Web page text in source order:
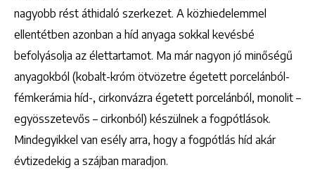
nagyobb rést áthidaló szerkezet. A közhiedelemmel
ellentétben azonban a híd anyaga sokkal kevésbé
befolyásolja az élettartamot. Ma már nagyon jó minőségű
anyagokból (kobalt-króm ötvözetre égetett porcelánból-
fémkerámia híd-, cirkonvázra égetett porcelánból, monolit –
egyösszetevős – cirkonból) készülnek a fogpótlások.
Mindegyikkel van esély arra, hogy a fogpótlás híd akár
évtizedekig a szájban maradjon.